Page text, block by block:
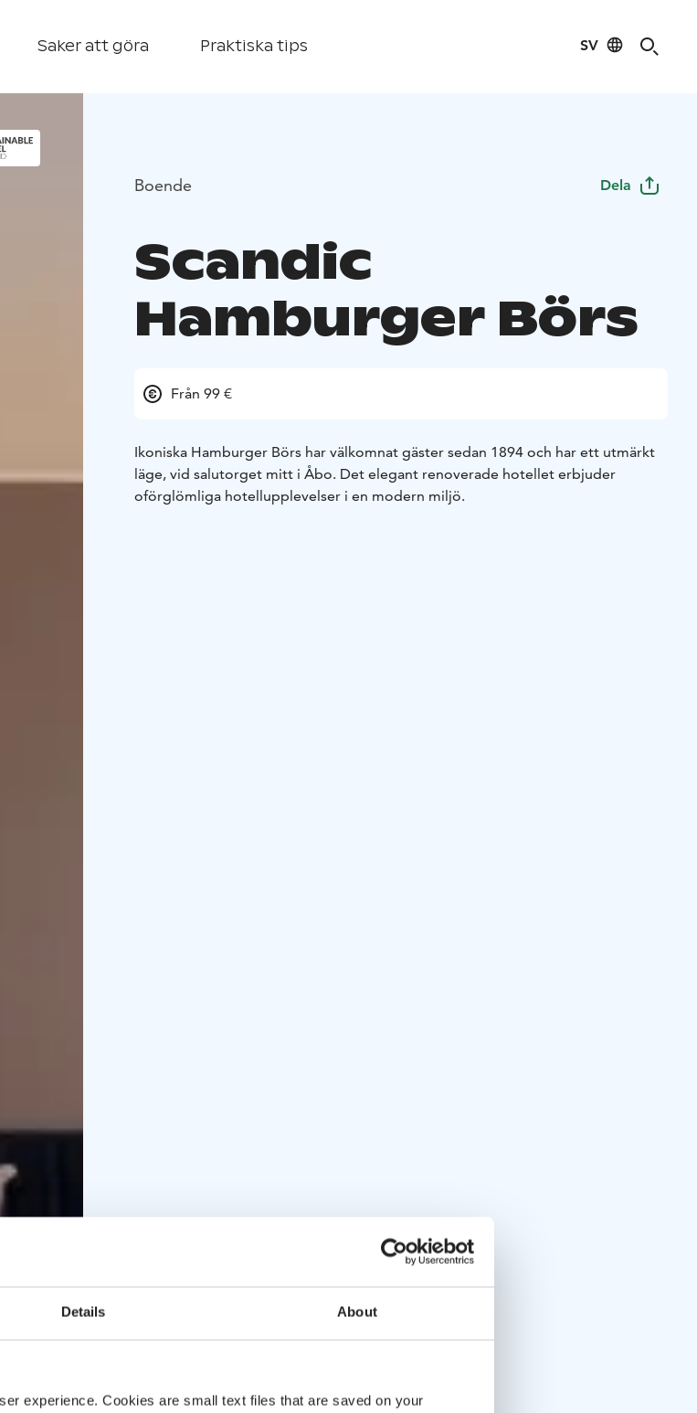
Details About
experience. Cookies are small text files that are saved on your
Saker att göra Praktiska tips SV
Boende Dela
Scandic
Hamburger Börs
Från 99 €
Ikoniska Hamburger Börs har välkomnat gäster sedan 1894 och har ett utmärkt
läge, vid salutorget mitt i Åbo. Det elegant renoverade hotellet erbjuder
oförglömliga hotellupplevelser i en modern miljö.